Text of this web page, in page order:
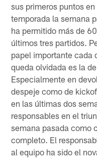
sus primeros puntos
temporada la semana
ha permitido más de
últimos tres partidos.
papel importante cada
queda olvidada es la
Especialmente en
despeje como de
en las últimas dos
responsables en el
semana pasada como
completo. El
al equipo ha sido el